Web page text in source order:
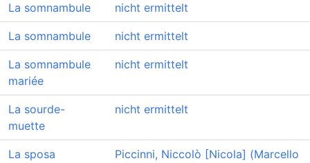
La somnambule nicht ermittelt
La somnambule nicht ermittelt
La somnambule
mariée
nicht ermittelt
La sourde-
muette
nicht ermittelt
La sposa
Piccinni, Niccolò [Nicola] (Marcello